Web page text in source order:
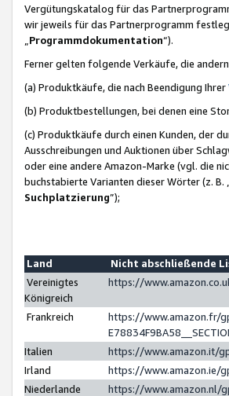
Vergütungskatalog für das
wir jeweils für das Partnerprogramm
Programmdokumentation“).
Ferner gelten folgende Verkäufe, die
(a) Produktkäufe, die nach Beendigung Ihrer
(b) Produktbestellungen, bei denen eine
(c) Produktkäufe durch einen Kunden, der
Ausschreibungen und Auktionen über
oder eine andere Amazon-Marke (vgl. die
buchstabierte Varianten dieser Wörter (z. B.
Suchplatzierung”);
Land
Nicht abschließende
Vereinigtes
Königreich
https://
Frankreich
https://www.amazon.fr/
Italien
https://www.amazon.it/
Irland
https://www.amazon.ie/
Niederlande
https://www.amazon.nl/